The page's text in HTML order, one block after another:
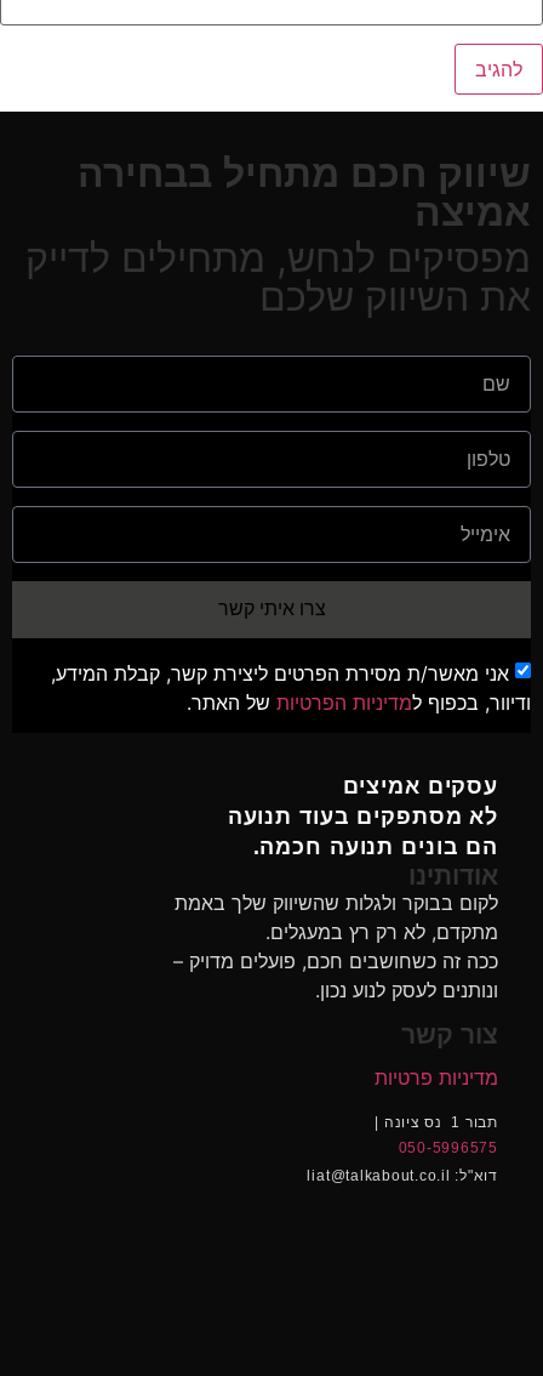
שיווק חכם מתחיל בבחירה
אמיצה
מפסיקים לנחש, מתחילים לדייק
את השיווק שלכם
אני מאשר/ת מסירת הפרטים ליצירת קשר, קבלת המידע,
ודיוור, בכפוף למדיניות הפרטיותשל האתר.
צרו איתי קשר
עסקים אמיצים
לא מסתפקים בעוד תנועה
הם בונים תנועה חכמה.
אודותינו
לקום בבוקר ולגלות שהשיווק שלך באמת
מתקדם, לא רק רץ במעגלים.
ככה זה כשחושבים חכם, פועלים מדויק –
ונותנים לעסק לנוע נכון.
צור קשר
מדיניות פרטיות
תבור 1 נס ציונה |
050-5996575
דוא"ל: liat@talkabout.co.il